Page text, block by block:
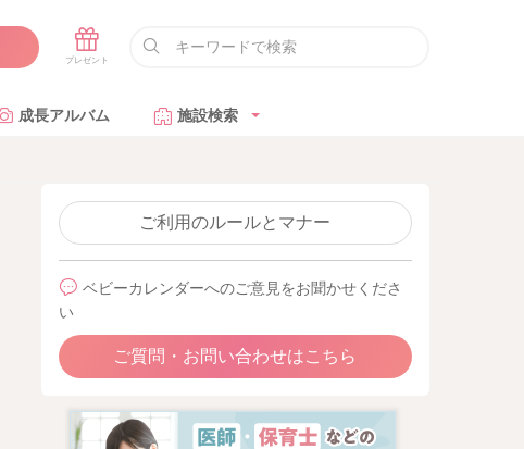
成長アルバム 施設検索
ご利用のルールとマナー
ベビーカレンダーへのご意見をお聞かせくださ
い
ご質問・お問い合わせはこちら